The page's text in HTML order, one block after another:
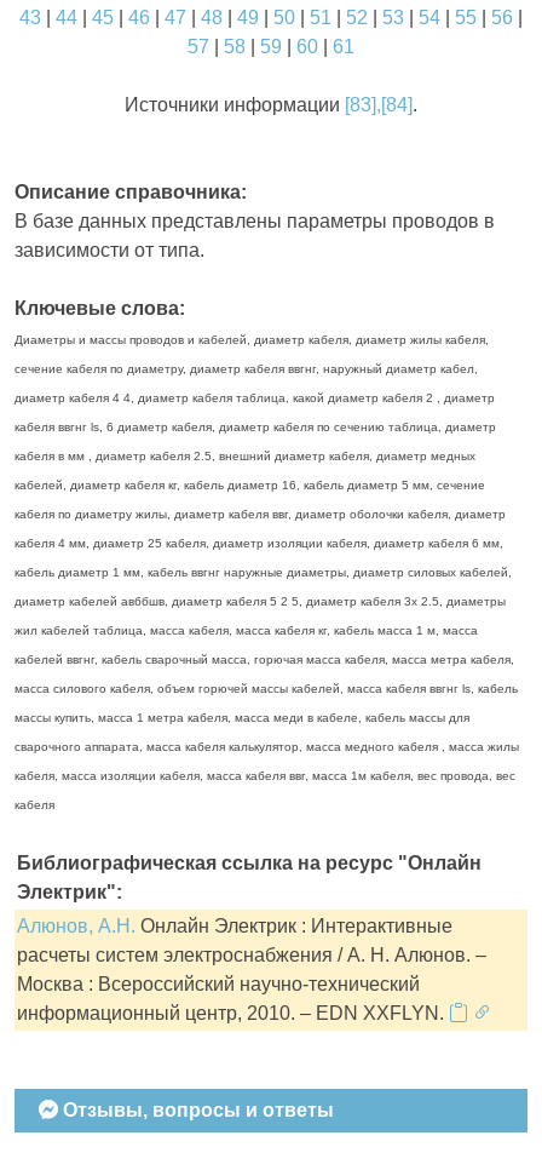
43 44 45 46 47 48 49 50 51 52 53 54 55 56
57
58 59 60 61
Источники информации [83],[84].
Описание справочника:
В базе данных представлены параметры проводов в
зависимости от типа.
Ключевые слова:
Диаметры и массы проводов и кабелей, диаметр кабеля, диаметр жилы кабеля,
сечение кабеля по диаметру, диаметр кабеля ввгнг, наружный диаметр кабел,
диаметр кабеля 4 4, диаметр кабеля таблица, какой диаметр кабеля 2 , диаметр
кабеля ввгнг ls, 6 диаметр кабеля, диаметр кабеля по сечению таблица, диаметр
кабеля в мм , диаметр кабеля 2.5, внешний диаметр кабеля, диаметр медных
кабелей, диаметр кабеля кг, кабель диаметр 16, кабель диаметр 5 мм, сечение
кабеля по диаметру жилы, диаметр кабеля ввг, диаметр оболочки кабеля, диаметр
кабеля 4 мм, диаметр 25 кабеля, диаметр изоляции кабеля, диаметр кабеля 6 мм,
кабель диаметр 1 мм, кабель ввгнг наружные диаметры, диаметр силовых кабелей,
диаметр кабелей авббшв, диаметр кабеля 5 2 5, диаметр кабеля 3х 2.5, диаметры
жил кабелей таблица, масса кабеля, масса кабеля кг, кабель масса 1 м, масса
кабелей ввгнг, кабель сварочный масса, горючая масса кабеля, масса метра кабеля,
масса силового кабеля, объем горючей массы кабелей, масса кабеля ввгнг ls, кабель
массы купить, масса 1 метра кабеля, масса меди в кабеле, кабель массы для
сварочного аппарата, масса кабеля калькулятор, масса медного кабеля , масса жилы
кабеля, масса изоляции кабеля, масса кабеля ввг, масса 1м кабеля, вес провода, вес
кабеля
Библиографическая ссылка на ресурс "Онлайн
Электрик":
Алюнов, А.Н. Онлайн Электрик : Интерактивные
расчеты систем электроснабжения / А. Н. Алюнов. –
Москва : Всероссийский научно-технический
информационный центр, 2010. – EDN XXFLYN.
Отзывы, вопросы и ответы